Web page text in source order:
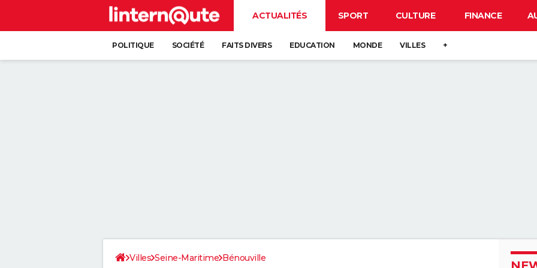
ACTUALITÉS SPORT CULTURE FINANCE
POLITIQUE SOCIÉTÉ FAITS DIVERS EDUCATION MONDE VILLES +
Villes Seine-Maritime Bénouville